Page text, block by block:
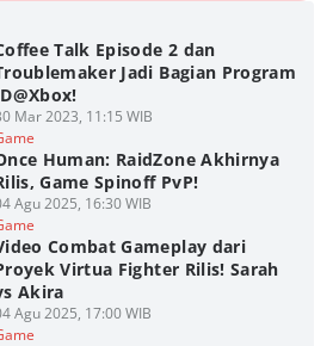
Talk Episode 2 dan
Jadi Bagian Program
Mar 2023, 11:15 WIB
Human: RaidZone Akhirnya
Game Spinoff PvP!
Agu 2025, 16:30 WIB
Combat Gameplay dari
Virtua Fighter Rilis! Sarah
Akira
Agu 2025, 17:00 WIB